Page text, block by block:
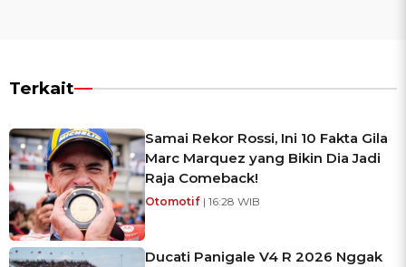
Terkait
Samai Rekor Rossi, Ini 10 Fakta Gila
Marc Marquez yang Bikin Dia Jadi
Raja Comeback!
Otomotif | 16:28 WIB
Ducati Panigale V4 R 2026 Nggak